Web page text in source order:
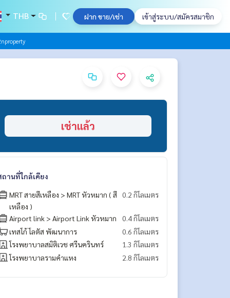
THB ฝาก ขาย/เช่า เข้าสู่ระบบ/สมัครสมาชิก
เช่าแล้ว
ถานที่ใกล้เคียง
MRT สายสีเหลือง > MRT หัวหมาก ( สี
เหลือง )
0.2 กิโลเมตร
Airport link > Airport Link หัวหมาก
0.4 กิโลเมตร
เทสโก้ โลตัส​ พัฒนาการ
0.6 กิโลเมตร
โรงพยาบาลสมิติเวช ศรีนครินทร์
1.3 กิโลเมตร
โรงพยาบาลรามคำแหง
2.8 กิโลเมตร